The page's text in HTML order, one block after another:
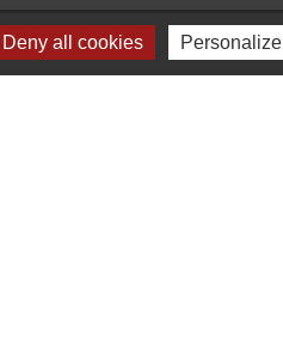
Deny all cookies Personalize